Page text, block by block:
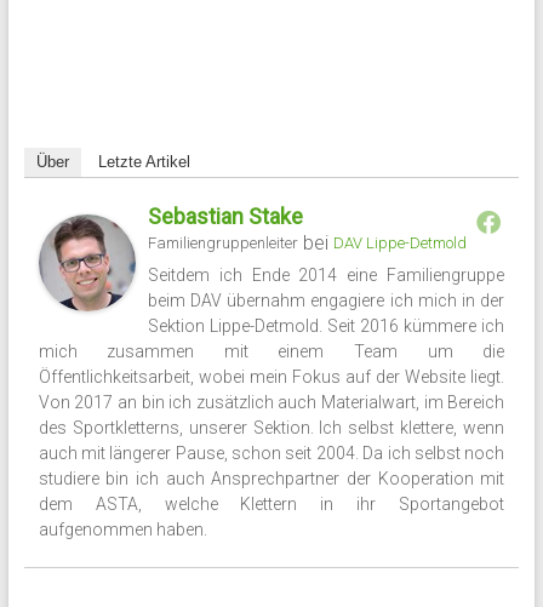
Über Letzte Artikel
Sebastian Stake
Familiengruppenleiterbei DAV Lippe-Detmold
Seitdem ich Ende 2014 eine Familiengruppe
beim DAV übernahm engagiere ich mich in der
Sektion Lippe-Detmold. Seit 2016 kümmere ich
mich zusammen mit einem Team um die
Öffentlichkeitsarbeit, wobei mein Fokus auf der Website liegt.
Von 2017 an bin ich zusätzlich auch Materialwart, im Bereich
des Sportkletterns, unserer Sektion. Ich selbst klettere, wenn
auch mit längerer Pause, schon seit 2004. Da ich selbst noch
studiere bin ich auch Ansprechpartner der Kooperation mit
dem ASTA, welche Klettern in ihr Sportangebot
aufgenommen haben.